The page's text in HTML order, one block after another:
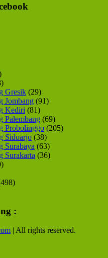
Gresik (29)
Jombang (91)
Kediri (81)
Palembang (69)
Probolinggo (205)
Sidoarjo (38)
Surabaya (63)
Surakarta (36)
:
| All rights reserved.